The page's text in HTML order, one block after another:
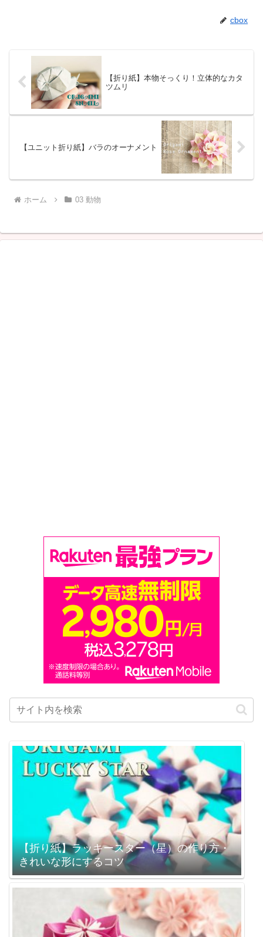
cbox
【折り紙】本物そっくり！立体的なカタ
ツムリ
【ユニット折り紙】バラのオーナメント
ホーム 03 動物
【折り紙】ラッキースター（星）の作り方・
きれいな形にするコツ